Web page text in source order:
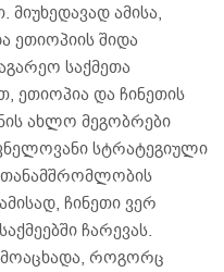
ამისა,
ეთიოპიის შიდა
საქმეთა
ეთიოპია და ჩინეთის
ახლო მეგობრები
სტრატეგიული
ჩინეთი ვერ
ჩარევას.
როგორც